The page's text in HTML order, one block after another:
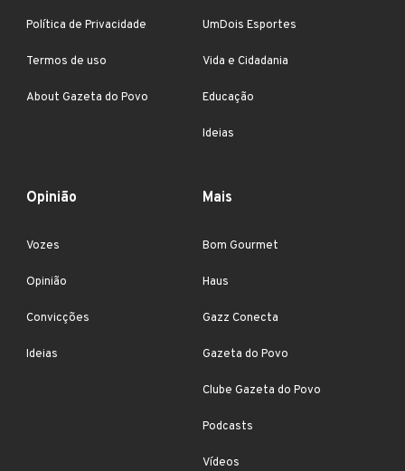
Política de Privacidade
Termos de uso
About Gazeta do Povo
UmDois Esportes
Vida e Cidadania
Educação
Ideias
Opinião
Vozes
Opinião
Convicções
Ideias
Mais
Bom Gourmet
Haus
Gazz Conecta
Gazeta do Povo
Clube Gazeta do Povo
Podcasts
Vídeos